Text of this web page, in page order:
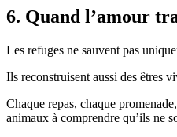
6. Quand l’amour
Les refuges ne sauvent pas
Ils reconstruisent aussi des êtres
Chaque repas, chaque
animaux à comprendre qu’ils ne